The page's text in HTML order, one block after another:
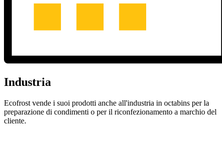
Industria
Ecofrost vende i suoi prodotti anche all'industria in octabins per la
preparazione di condimenti o per il riconfezionamento a marchio del
cliente.